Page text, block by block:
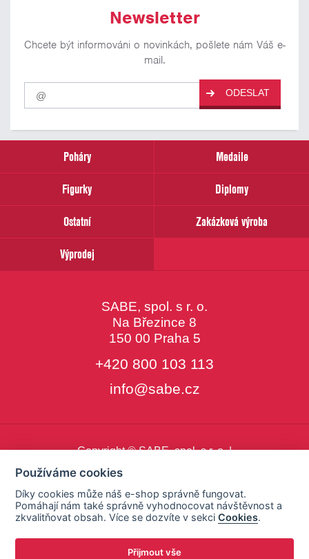
Newsletter
Chcete být informováni o novinkách, pošlete nám Váš e-
mail.
Pro
odběr
našich
email
ODESLAT
Poháry
Medaile
Figurky
Diplomy
Ostatní
Zakázková výroba
Výprodej
SABE, spol. s r. o.
Na Březince 8
150 00 Praha 5
+420 800 103 113
info@sabe.cz
Copyright © SABE, spol. s r. o. |
Používáme cookies
Díky cookies může náš e-shop správně fungovat.
Pomáhají nám také správně vyhodnocovat návštěvnost a
zkvalitňovat obsah. Více se dozvíte v sekciCookies.
Přijmout vše